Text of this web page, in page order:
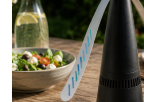
aanvulling zijn op andere